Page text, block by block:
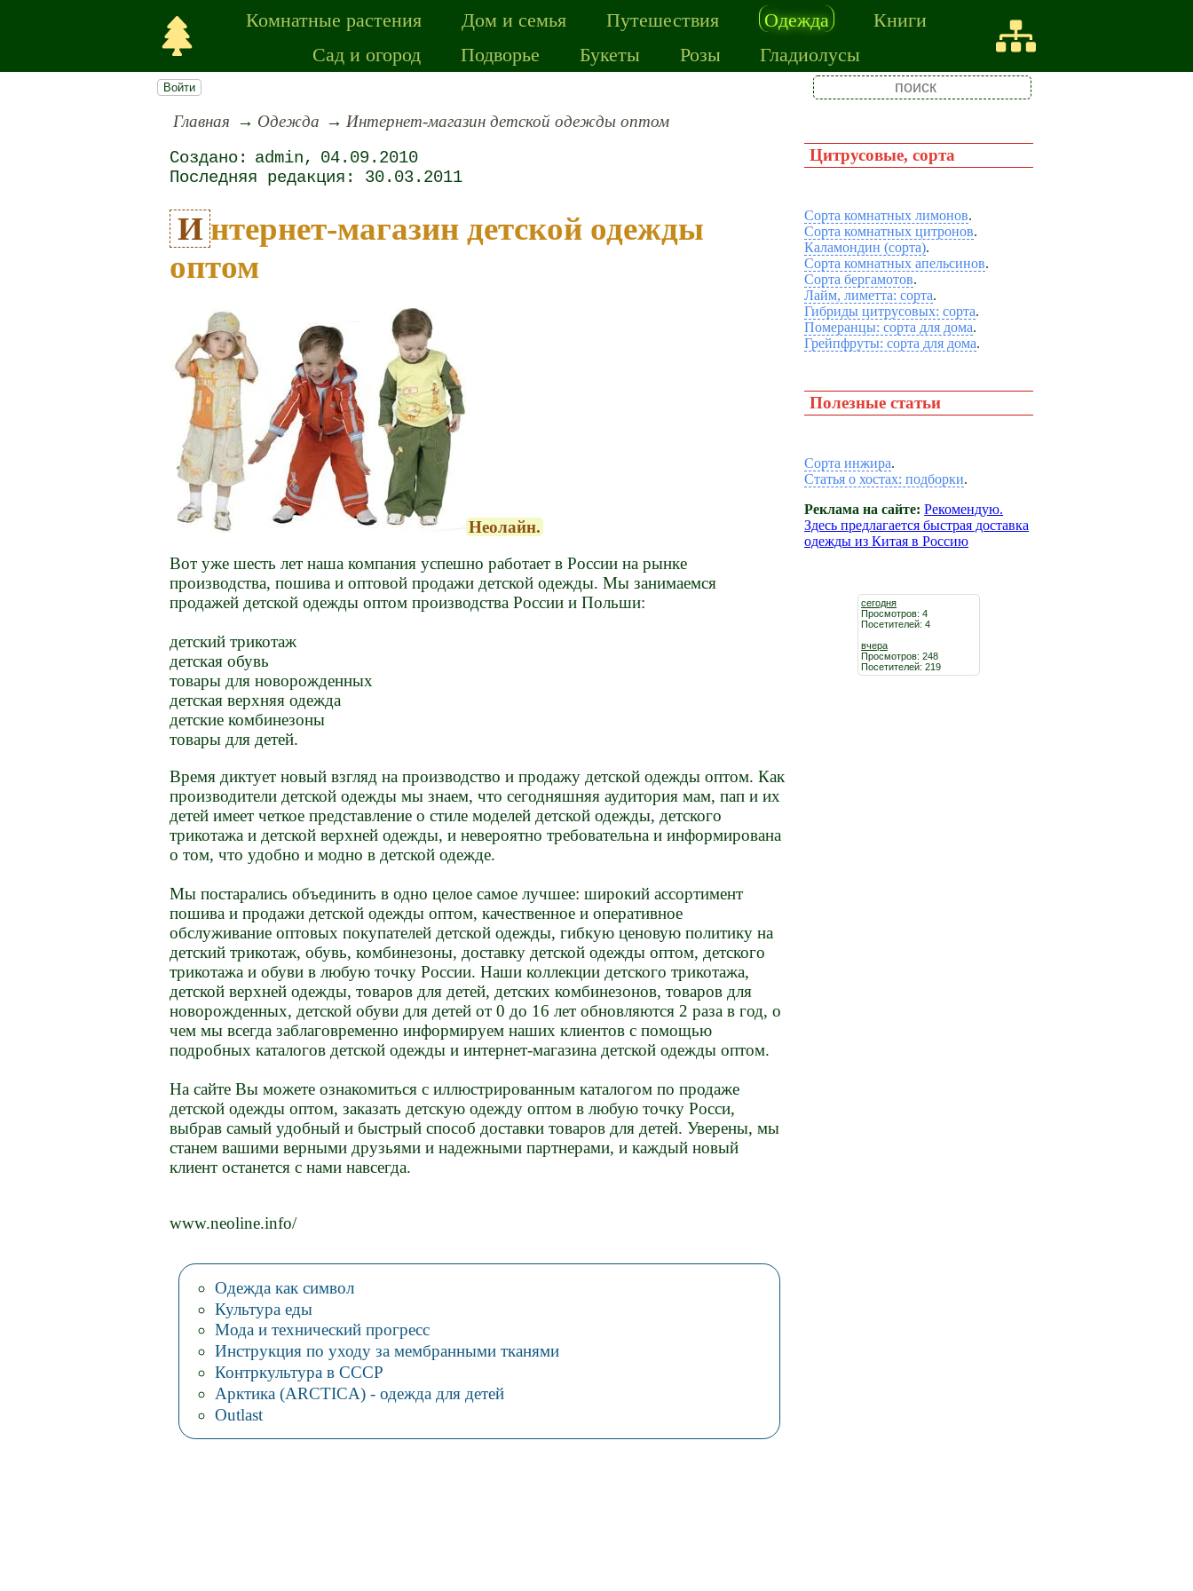
Комнатные растения Дом и семья Путешествия Одежда
Книги
Сад и огород
Подворье Букеты Розы Гладиолусы
Войти
Цитрусовые, сорта
Сорта комнатных лимонов.
Сорта комнатных цитронов.
Каламондин (сорта).
Сорта комнатных апельсинов.
Сорта бергамотов.
Лайм, лиметта: сорта.
Гибриды цитрусовых: сорта.
Померанцы: сорта для дома.
Грейпфруты: сорта для дома.
Полезные статьи
Сорта инжира.
Статья о хостах: подборки.
Реклама на сайте:Рекомендую.
Здесь предлагается быстрая доставка
одежды из Китая в Россию
сегодня
Просмотров: 4
Посетителей: 4
вчера
Просмотров: 248
Посетителей: 219
Главная Одежда Интернет-магазин детской одежды оптом
admin
04.09.2010
30.03.2011
Интернет-магазин детской одежды
оптом
Неолайн.
Вот уже шесть лет наша компания успешно работает в России на рынке
производства, пошива и оптовой продажи детской одежды. Мы занимаемся
продажей детской одежды оптом производства России и Польши:
детский трикотаж
детская обувь
товары для новорожденных
детская верхняя одежда
детские комбинезоны
товары для детей.
Время диктует новый взгляд на производство и продажу детской одежды оптом. Как
производители детской одежды мы знаем, что сегодняшняя аудитория мам, пап и их
детей имеет четкое представление о стиле моделей детской одежды, детского
трикотажа и детской верхней одежды, и невероятно требовательна и информирована
о том, что удобно и модно в детской одежде.
Мы постарались объединить в одно целое самое лучшее: широкий ассортимент
пошива и продажи детской одежды оптом, качественное и оперативное
обслуживание оптовых покупателей детской одежды, гибкую ценовую политику на
детский трикотаж, обувь, комбинезоны, доставку детской одежды оптом, детского
трикотажа и обуви в любую точку России. Наши коллекции детского трикотажа,
детской верхней одежды, товаров для детей, детских комбинезонов, товаров для
новорожденных, детской обуви для детей от 0 до 16 лет обновляются 2 раза в год, о
чем мы всегда заблаговременно информируем наших клиентов с помощью
подробных каталогов детской одежды и интернет-магазина детской одежды оптом.
На сайте Вы можете ознакомиться с иллюстрированным каталогом по продаже
детской одежды оптом, заказать детскую одежду оптом в любую точку Росси,
выбрав самый удобный и быстрый способ доставки товаров для детей. Уверены, мы
станем вашими верными друзьями и надежными партнерами, и каждый новый
клиент останется с нами навсегда.
www.neoline.info/
Одежда как символ
Культура еды
Мода и технический прогресс
Инструкция по уходу за мембранными тканями
Контркультура в СССР
Арктика (ARCTICA) - одежда для детей
Outlast